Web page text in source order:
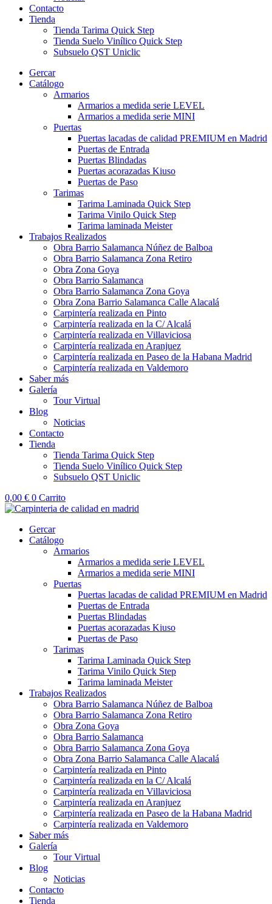
Contacto
Tienda
Tienda Tarima Quick Step
Tienda Suelo Vinílico Quick Step
Subsuelo QST Uniclic
Gercar
Catálogo
Armarios
Armarios a medida serie LEVEL
Armarios a medida serie MINI
Puertas
Puertas lacadas de calidad PREMIUM en Madrid
Puertas de Entrada
Puertas Blindadas
Puertas acorazadas Kiuso
Puertas de Paso
Tarimas
Tarima Laminada Quick Step
Tarima Vinilo Quick Step
Tarima laminada Meister
Trabajos Realizados
Obra Barrio Salamanca Núñez de Balboa
Obra Barrio Salamanca Zona Retiro
Obra Zona Goya
Obra Barrio Salamanca
Obra Barrio Salamanca Zona Goya
Obra Zona Barrio Salamanca Calle Alacalá
Carpintería realizada en Pinto
Carpintería realizada en la C/ Alcalá
Carpintería realizada en Villaviciosa
Carpintería realizada en Aranjuez
Carpintería realizada en Paseo de la Habana Madrid
Carpintería realizada en Valdemoro
Saber más
Galería
Tour Virtual
Blog
Noticias
Contacto
Tienda
Tienda Tarima Quick Step
Tienda Suelo Vinílico Quick Step
Subsuelo QST Uniclic
0,00 € 0 Carrito
Gercar
Catálogo
Armarios
Armarios a medida serie LEVEL
Armarios a medida serie MINI
Puertas
Puertas lacadas de calidad PREMIUM en Madrid
Puertas de Entrada
Puertas Blindadas
Puertas acorazadas Kiuso
Puertas de Paso
Tarimas
Tarima Laminada Quick Step
Tarima Vinilo Quick Step
Tarima laminada Meister
Trabajos Realizados
Obra Barrio Salamanca Núñez de Balboa
Obra Barrio Salamanca Zona Retiro
Obra Zona Goya
Obra Barrio Salamanca
Obra Barrio Salamanca Zona Goya
Obra Zona Barrio Salamanca Calle Alacalá
Carpintería realizada en Pinto
Carpintería realizada en la C/ Alcalá
Carpintería realizada en Villaviciosa
Carpintería realizada en Aranjuez
Carpintería realizada en Paseo de la Habana Madrid
Carpintería realizada en Valdemoro
Saber más
Galería
Tour Virtual
Blog
Noticias
Contacto
Tienda